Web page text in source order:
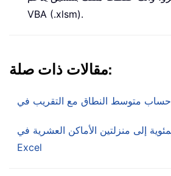
VBA (.xlsm).
مقالات ذات صلة:
إلى منزلتين الأماكن العشرية في
Excel